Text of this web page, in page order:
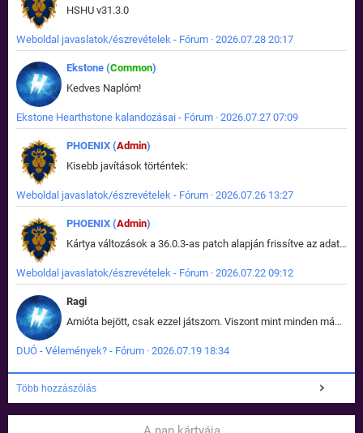
HSHU v31.3.0
Weboldal javaslatok/észrevételek - Fórum · 2026.07.28 20:17
Ekstone (Common)
Kedves Naplóm!
Ekstone Hearthstone kalandozásai - Fórum · 2026.07.27 07:09
PHOENIX (Admin)
Kisebb javítások történtek:
Weboldal javaslatok/észrevételek - Fórum · 2026.07.26 13:27
PHOENIX (Admin)
Kártya változások a 36.0.3-as patch alapján frissítve az adatbázisban (képek is cserélve).
Weboldal javaslatok/észrevételek - Fórum · 2026.07.22 09:12
Ragi
Amióta bejött, csak ezzel játszom. Viszont mint minden más - akár az alapjáték is, ez is baromira összetett lett. Néha már pár kör után is esélytelen az egész. Vagy irreállisan túltápol valaki, vagy lelép a partner, vagy csak hülye mint a segg. És amikor eljönne az én időm, na akkor jön el mindenki másé is. Engem jobban érdekelne, hogy ki milyen ratingen szokott játszani. Na ez lenne egy érdekes adat.
DUÓ - Vélemények? - Fórum · 2026.07.19 18:34
Több hozzászólás